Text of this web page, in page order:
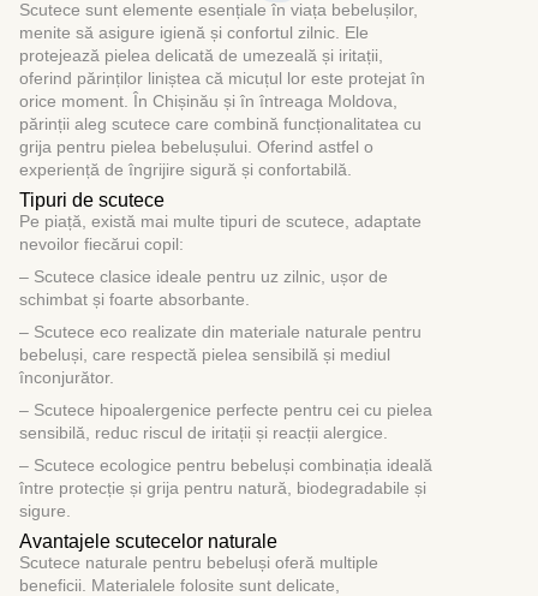
Scutece sunt elemente esențiale în viața bebelușilor,
menite să asigure igienă și confortul zilnic. Ele
protejează pielea delicată de umezeală și iritații,
oferind părinților liniștea că micuțul lor este protejat în
orice moment. În Chișinău și în întreaga Moldova,
părinții aleg scutece care combină funcționalitatea cu
grija pentru pielea bebelușului. Oferind astfel o
experiență de îngrijire sigură și confortabilă.
Tipuri de scutece
Pe piață, există mai multe tipuri de scutece, adaptate
nevoilor fiecărui copil:
– Scutece clasice ideale pentru uz zilnic, ușor de
schimbat și foarte absorbante.
– Scutece eco realizate din materiale naturale pentru
bebeluși, care respectă pielea sensibilă și mediul
înconjurător.
– Scutece hipoalergenice perfecte pentru cei cu pielea
sensibilă, reduc riscul de iritații și reacții alergice.
– Scutece ecologice pentru bebeluși combinația ideală
între protecție și grija pentru natură, biodegradabile și
sigure.
Avantajele scutecelor naturale
Scutece naturale pentru bebeluși oferă multiple
beneficii. Materialele folosite sunt delicate,